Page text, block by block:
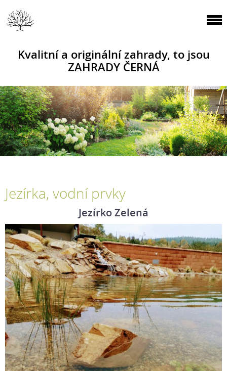
Kvalitní a originální zahrady, to jsou
ZAHRADY ČERNÁ
Jezírka, vodní prvky
Jezírko Zelená